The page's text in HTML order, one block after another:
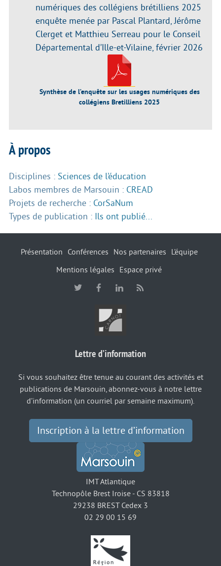
numériques des collégiens brétilliens 2025
enquête menée par Pascal Plantard, Jérôme
Clerget et Matthieu Serreau pour le Conseil
Départemental d’Ille-et-Vilaine, février 2026
Synthèse de l’enquête sur les usages numériques des
collégiens Bretilliens 2025
À propos
Disciplines : Sciences de l’éducation
Labos membres de Marsouin : CREAD
Projets de recherche : CorSaNum
Types de publication : Ils ont publié...
Présentation Conférences Nos partenaires
L’équipe
Mentions légales
Espace privé
Lettre d’information
Si vous souhaitez être tenue au courant des activités et
publications de Marsouin, abonnez-vous à notre lettre
d’information (un courriel par semaine maximum).
Inscription à la lettre d’information
IMT Atlantique
Technopôle Brest Iroise - CS 83818
29238 BREST Cedex 3
02 29 00 15 69